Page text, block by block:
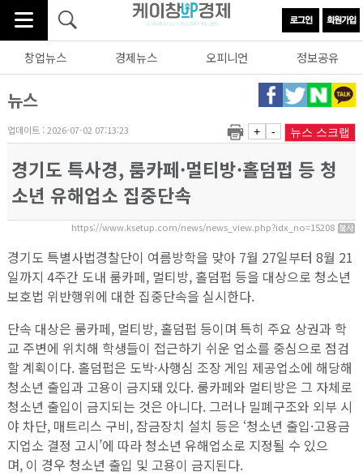
창업뉴스 경제뉴스 오피니언 정보공유
뉴스
업데이트 : 2026-07-02 07:13:23 + - 뉴스 스크랩
경기도 특사경, 룸카페·멀티방·홀덤펍 등 청
소년 유해업소 집중단속
https://www.ksetup.com/news/news_view.php?idx_no=15208
경기도 특별사법경찰단이 여름방학을 맞아 7월 27일부터 8월 21
일까지 4주간 도내 룸카페, 멀티방, 홀덤펍 등을 대상으로 청소년
보호법 위반행위에 대한 집중단속을 실시한다.
단속 대상은 룸카페, 멀티방, 홀덤펍 등이며 특히 주요 상권과 학
교 주변에 위치해 학생들이 접근하기 쉬운 업소를 중심으로 점검
할 계획이다. 홀덤펍은 도박·사행심 조장 게임 제공업소에 해당해
청소년 출입과 고용이 금지돼 있다. 룸카페와 멀티방은 그 자체로
청소년 출입이 금지되는 것은 아니다. 그러나 밀폐구조와 외부 시
야 차단, 매트리스 구비, 잠금장치 설치 등은 ‘청소년 출입·고용금
지업소 결정 고시’에 따라 청소년 유해업소로 지정될 수 있으
며, 이 경우 청소년 출입 및 고용이 금지된다.